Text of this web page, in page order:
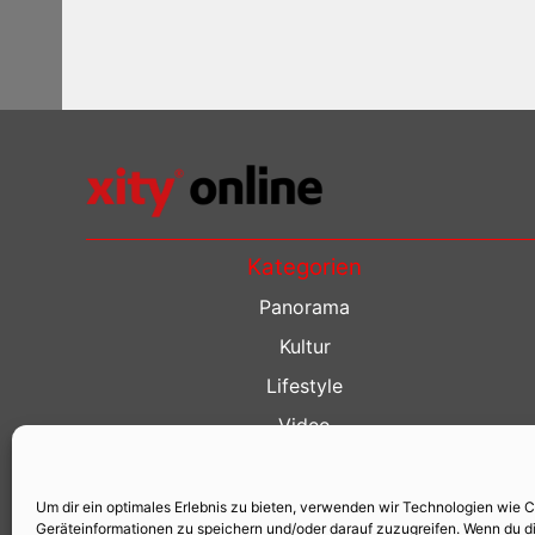
Um dir ein optimales Erlebnis zu bieten, verwenden wir Technologien wie
Geräteinformationen zu speichern und/oder darauf zuzugreifen. Wenn du
Kategorien
Panorama
Kultur
Lifestyle
Video
Kino Guide